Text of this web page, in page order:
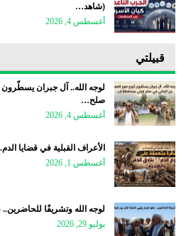
(شاهد…
أغسطس 4, 2026
قبيلتي
لوجه الله.. آل جبران
صلح…
أغسطس 4, 2026
الأعراف القبلية في قضايا
أغسطس 1, 2026
لوجه الله وتشريفًا
يوليو 29, 2026